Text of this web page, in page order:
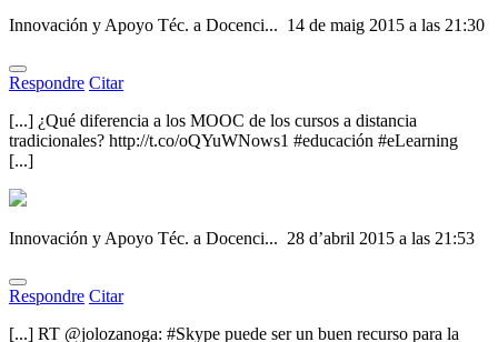
Innovación y Apoyo Téc. a Docenci... 14 de maig 2015 a las 21:30
Respondre Citar
[...] ¿Qué diferencia a los MOOC de los cursos a distancia
tradicionales? http://t.co/oQYuWNows1 #educación #eLearning
[...]
Innovación y Apoyo Téc. a Docenci... 28 d’abril 2015 a las 21:53
Respondre Citar
[...] RT @jolozanoga: #Skype puede ser un buen recurso para la